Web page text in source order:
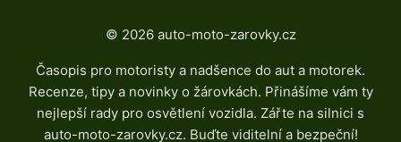
© 2026 auto-moto-zarovky.cz
Časopis pro motoristy a nadšence do aut a motorek.
Recenze, tipy a novinky o žárovkách. Přinášíme vám ty
nejlepší rady pro osvětlení vozidla. Zářte na silnici s
auto-moto-zarovky.cz. Buďte viditelní a bezpeční!